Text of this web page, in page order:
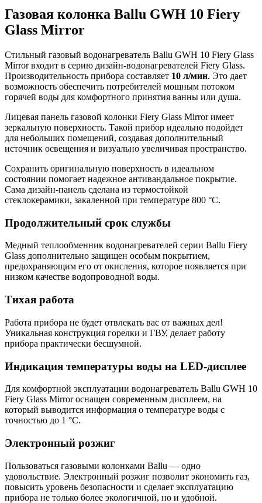
Газовая колонка Ballu GWH 10 Fiery
Glass Mirror
Стильный газовый водонагреватель Ballu GWH 10 Fiery Glass
Mirror входит в серию дизайн-водонагревателей Fiery Glass.
Производительность прибора составляет 10 л/мин. Это дает
возможность обеспечить потребителей мощным потоком
горячей воды для комфортного принятия ванны или душа.
Лицевая панель газовой колонки Fiery Glass Mirror имеет
зеркальную поверхность. Такой прибор идеально подойдет
для небольших помещений, создавая дополнительный
источник освещения и визуально увеличивая пространство.
Сохранить оригинальную поверхность в идеальном
состоянии помогает надежное антивандальное покрытие.
Сама дизайн-панель сделана из термостойкой
стеклокерамики, закаленной при температуре 800 °С.
Продолжительный срок службы
Медный теплообменник водонагревателей серии Ballu Fiery
Glass дополнительно защищен особым покрытием,
предохраняющим его от окисления, которое появляется при
низком качестве водопроводной воды.
Тихая работа
Работа прибора не будет отвлекать вас от важных дел!
Уникальная конструкция горелки и ГВУ, делает работу
прибора практически бесшумной.
Индикация температуры воды на LED-дисплее
Для комфортной эксплуатации водонагреватель Ballu GWH 10
Fiery Glass Mirror оснащен современным дисплеем, на
который выводится информация о температуре воды с
точностью до 1 °С.
Электронный розжиг
Пользоваться газовыми колонками Ballu — одно
удовольствие. Электронный розжиг позволит экономить газ,
повысить уровень безопасности и сделает эксплуатацию
прибора не только более экологичной, но и удобной.